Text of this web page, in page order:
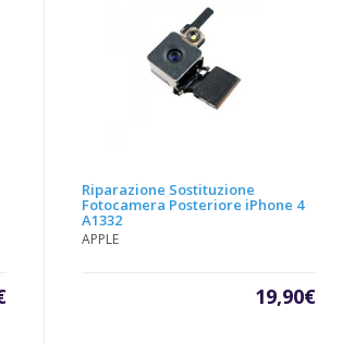
Riparazione Sostituzione
Fotocamera Posteriore iPhone 4
A1332
APPLE
19,90€